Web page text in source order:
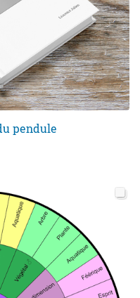
pendule